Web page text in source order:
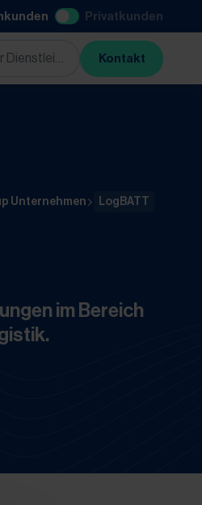
Privatkunden
Kontakt
Unternehmen LogBATT
im Bereich